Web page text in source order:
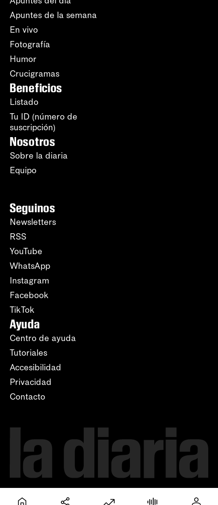
Apuntes de la semana
En vivo
Fotografía
Humor
Crucigramas
Beneficios
Listado
Tu ID (número de
suscripción)
Nosotros
Sobre la diaria
Equipo
Seguinos
Newsletters
RSS
YouTube
WhatsApp
Instagram
Facebook
TikTok
Ayuda
Centro de ayuda
Tutoriales
Accesibilidad
Privacidad
Contacto